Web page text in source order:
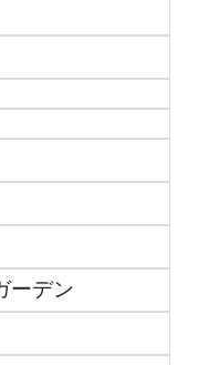
ーデン